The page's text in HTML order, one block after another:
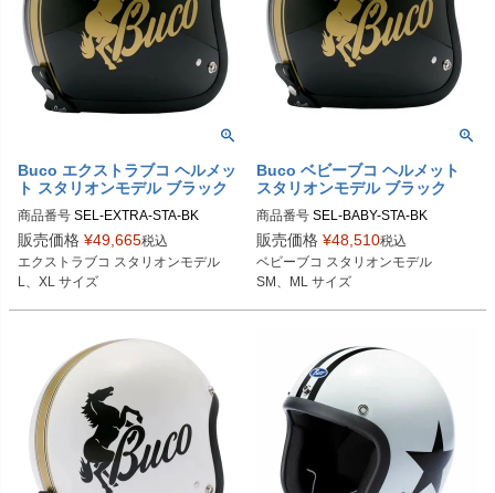
Buco エクストラブコ ヘルメッ
ト スタリオンモデル ブラック
商品番号 SEL-EXTRA-STA-BK
Lサイズ商品コード：0107EBCST02
5
26
Buco（ブコ）
販売価格 ¥49,665税込
エクストラブコ スタリオンモデル
L、XL サイズ
Buco ベビーブコ ヘルメット
スタリオンモデル ブラック
商品番号 SEL-BABY-STA-BK
SMサイズ商品コード：0107BBCST
023
24
Buco（ブコ）
販売価格 ¥48,510税込
ベビーブコ スタリオンモデル
SM、ML サイズ